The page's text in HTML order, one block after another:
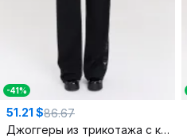
-41%
51.21 $86.67
Джоггеры из трикотажа с карманами и лампасами